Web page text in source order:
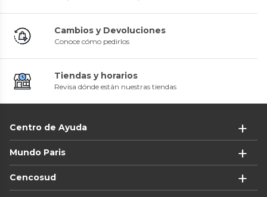
Cambios y Devoluciones
Conoce cómo pedirlos
Tiendas y horarios
Revisa dónde están nuestras tiendas
Centro de Ayuda
Mundo Paris
Cencosud